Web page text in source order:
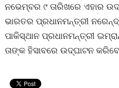
ନଭେମ୍ବର ୯ ତାରିଖରେ ଏହାର
ଭାରତର ପ୍ରଧାନମନ୍ତ୍ରୀ
ପାକିସ୍ଥାନ ପ୍ରଧାନମନ୍ତ୍ରୀ
ତାଙ୍କ ହିସାବରେ ଉଦ୍ଘାଟନ